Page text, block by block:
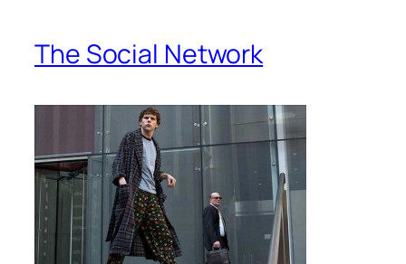
The Social Network